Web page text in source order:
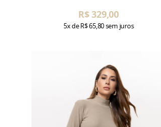
R$ 329,00
5xdeR$ 65,80sem juros